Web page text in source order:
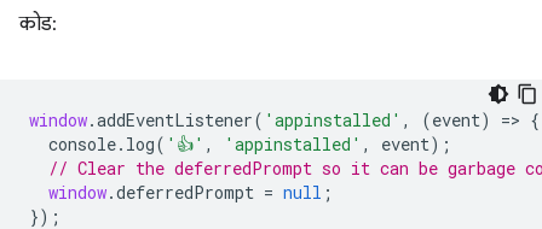
कोड:
window.addEventListener( 'appinstalled' , (event) => {
console. log( '👍' , 'appinstalled' , event);
// Clear the deferredPrompt so it can be garbage
window.deferredPrompt = null ;
});